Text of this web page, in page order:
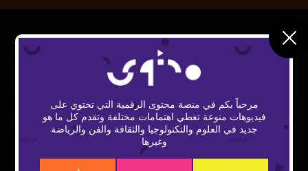
Play
مرحباً بكم في منصة محتوى الرقمية التي تحتوي على
فيديوهات منوعة تغطي اهتمامات مختلفة وتقدم كل ما هو
جديد في العلوم والتكنولوجيا والثقافة والفن والرياضة
وغيرها